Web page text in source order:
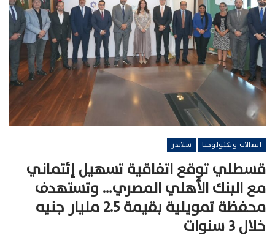
اتصالات وتكنولوجيا سلايدر
قسطلي توقع اتفاقية تسهيل إئتماني
مع البنك الأهلي المصري… وتستهدف
محفظة تمويلية بقيمة 2.5 مليار جنيه
خلال 3 سنوات